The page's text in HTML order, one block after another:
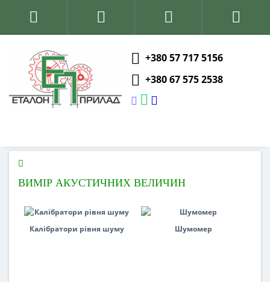
+380 57 717 5156
+380 67 575 2538
ВИМІР АКУСТИЧНИХ ВЕЛИЧИН
Калібратори рівня шуму Шумомер